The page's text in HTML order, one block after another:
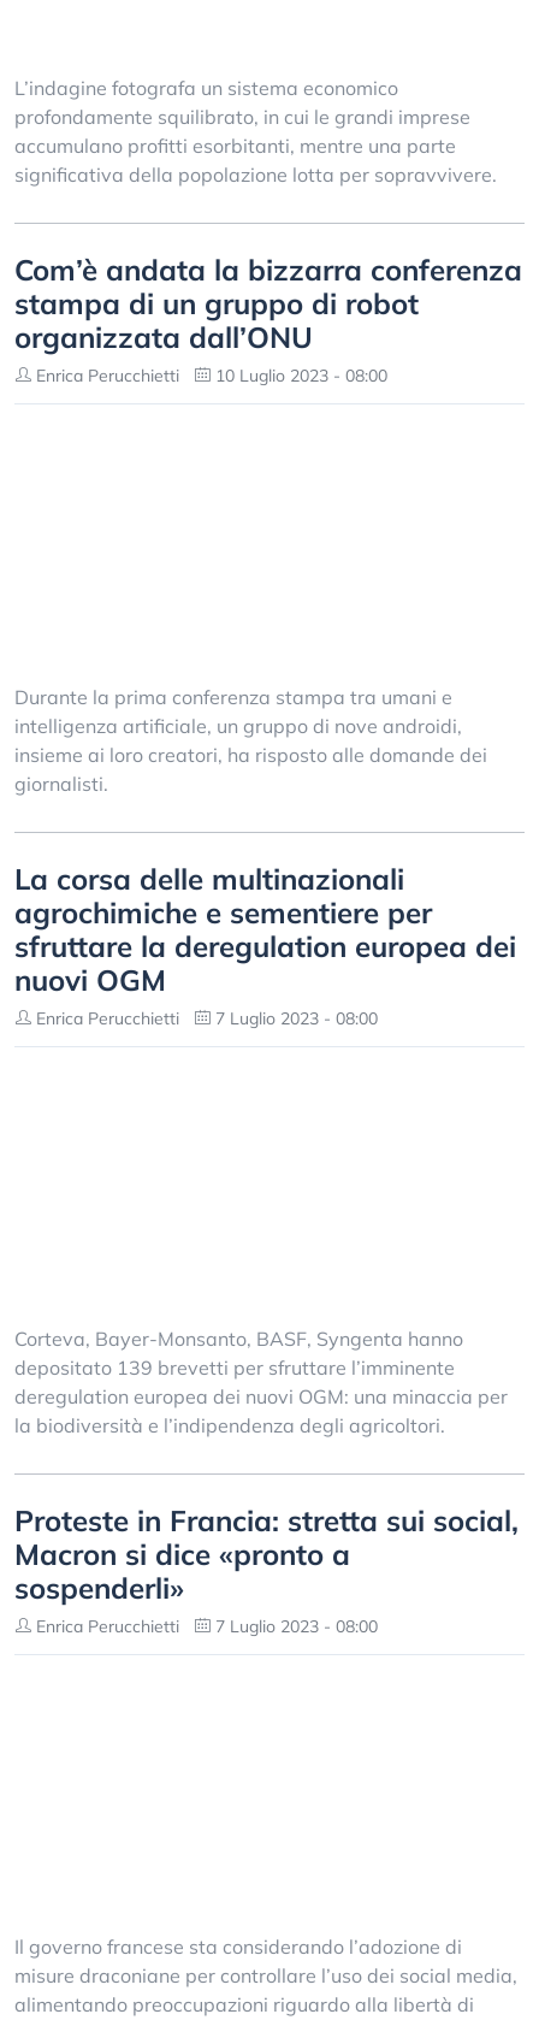
L’indagine fotografa un sistema economico
profondamente squilibrato, in cui le grandi imprese
accumulano profitti esorbitanti, mentre una parte
significativa della popolazione lotta per sopravvivere.
Com’è andata la bizzarra conferenza
stampa di un gruppo di robot
organizzata dall’ONU
Enrica Perucchietti 10 Luglio 2023 - 08:00
Durante la prima conferenza stampa tra umani e
intelligenza artificiale, un gruppo di nove androidi,
insieme ai loro creatori, ha risposto alle domande dei
giornalisti.
La corsa delle multinazionali
agrochimiche e sementiere per
sfruttare la deregulation europea dei
nuovi OGM
Enrica Perucchietti 7 Luglio 2023 - 08:00
Corteva, Bayer-Monsanto, BASF, Syngenta hanno
depositato 139 brevetti per sfruttare l’imminente
deregulation europea dei nuovi OGM: una minaccia per
la biodiversità e l’indipendenza degli agricoltori.
Proteste in Francia: stretta sui social,
Macron si dice «pronto a
sospenderli»
Enrica Perucchietti 7 Luglio 2023 - 08:00
Il governo francese sta considerando l’adozione di
misure draconiane per controllare l’uso dei social media,
alimentando preoccupazioni riguardo alla libertà di